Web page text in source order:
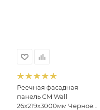
Реечная фасадная
панель CM Wall
26x219x3000мм Черное